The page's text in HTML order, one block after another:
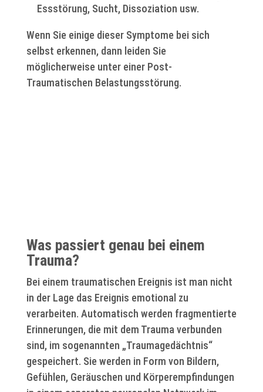
Essstörung, Sucht, Dissoziation usw.
Wenn Sie einige dieser Symptome bei sich
selbst erkennen, dann leiden Sie
möglicherweise unter einer Post-
Traumatischen Belastungsstörung.
Was passiert genau bei einem
Trauma?
Bei einem traumatischen Ereignis ist man nicht
in der Lage das Ereignis emotional zu
verarbeiten. Automatisch werden fragmentierte
Erinnerungen, die mit dem Trauma verbunden
sind, im sogenannten „Traumagedächtnis“
gespeichert. Sie werden in Form von Bildern,
Gefühlen, Geräuschen und Körperempfindungen